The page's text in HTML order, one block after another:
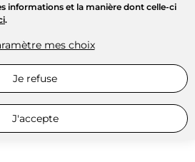
informations et la manière dont celle-ci
.
mes choix
Je refuse
J'accepte